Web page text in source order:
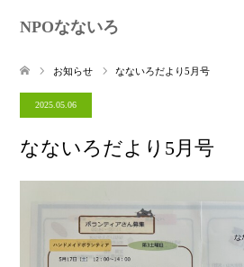
NPOなないろ
お知らせ なないろだより5月号
2025.05.06
なないろだより5月号